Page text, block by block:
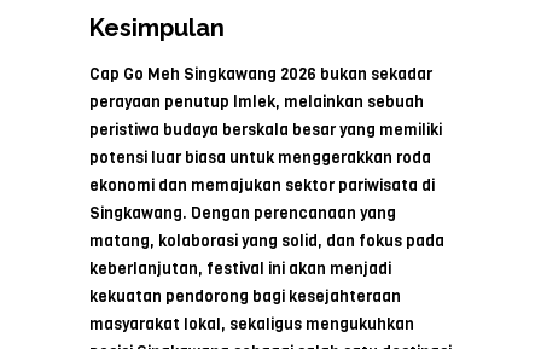
Kesimpulan
Cap Go Meh Singkawang 2026 bukan sekadar
perayaan penutup Imlek, melainkan sebuah
peristiwa budaya berskala besar yang memiliki
potensi luar biasa untuk menggerakkan roda
ekonomi dan memajukan sektor pariwisata di
Singkawang. Dengan perencanaan yang
matang, kolaborasi yang solid, dan fokus pada
keberlanjutan, festival ini akan menjadi
kekuatan pendorong bagi kesejahteraan
masyarakat lokal, sekaligus mengukuhkan